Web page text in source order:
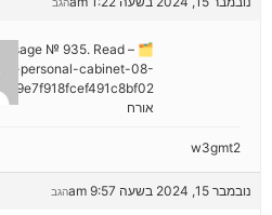
№ 935. Read –
personal-cabinet-08-
🗂
אורח
w3gmt2
נובמבר 15, 2024 בשעה 9:57 am הגב